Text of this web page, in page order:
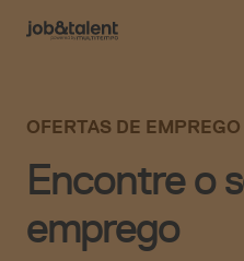
Encontre o
emprego
OFERTAS DE EMPREGO